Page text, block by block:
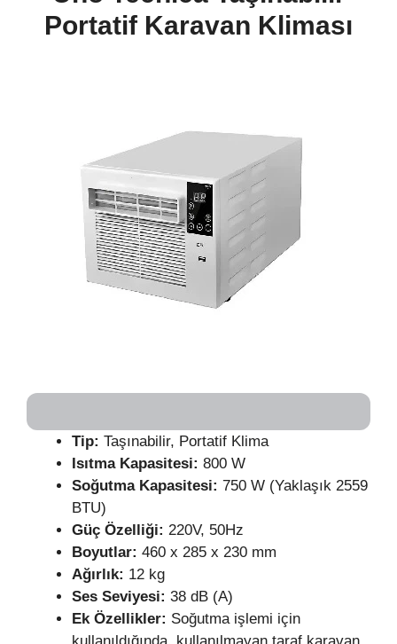
Portatif Karavan Kliması
Tip: Taşınabilir, Portatif Klima
Isıtma Kapasitesi: 800 W
Soğutma Kapasitesi: 750 W (Yaklaşık 2559
BTU)
Güç Özelliği: 220V, 50Hz
Boyutlar: 460 x 285 x 230 mm
Ağırlık: 12 kg
Ses Seviyesi: 38 dB (A)
Ek Özellikler: Soğutma işlemi için